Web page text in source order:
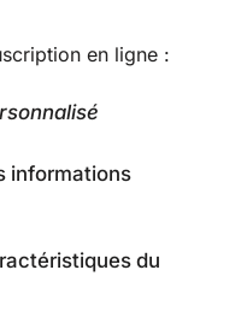
en ligne :
informations
du